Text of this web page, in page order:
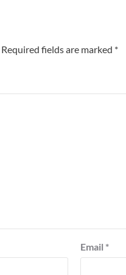
Required fields are marked *
Email *